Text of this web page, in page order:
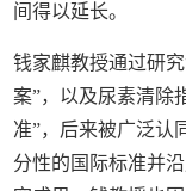
间得以延长。
钱家麒教授通过研
案”，以及尿素清除
准”，后来被广泛认
分性的国际标准并